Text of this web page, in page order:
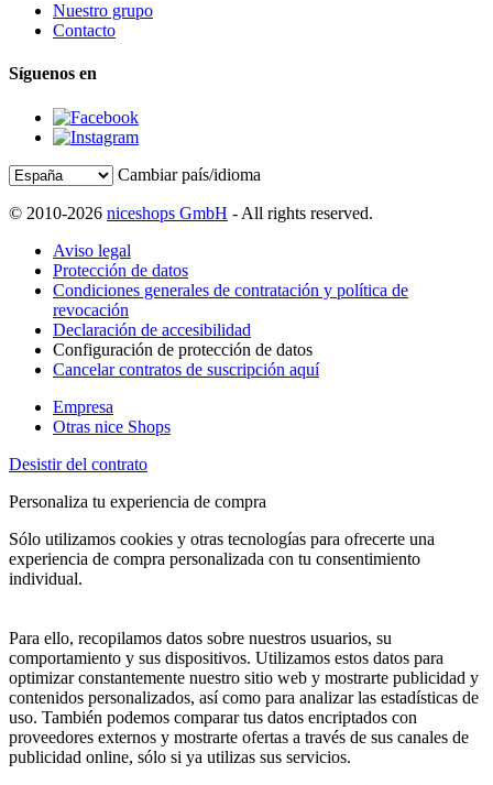
Nuestro grupo
Contacto
Síguenos en
Cambiar país/idioma
© 2010-2026 niceshops GmbH - All rights reserved.
Aviso legal
Protección de datos
Condiciones generales de contratación y política de
revocación
Declaración de accesibilidad
Configuración de protección de datos
Cancelar contratos de suscripción aquí
Empresa
Otras nice Shops
Desistir del contrato
Personaliza tu experiencia de compra
Sólo utilizamos cookies y otras tecnologías para ofrecerte una
experiencia de compra personalizada con tu consentimiento
individual.
Para ello, recopilamos datos sobre nuestros usuarios, su
comportamiento y sus dispositivos. Utilizamos estos datos para
optimizar constantemente nuestro sitio web y mostrarte publicidad y
contenidos personalizados, así como para analizar las estadísticas de
uso. También podemos comparar tus datos encriptados con
proveedores externos y mostrarte ofertas a través de sus canales de
publicidad online, sólo si ya utilizas sus servicios.